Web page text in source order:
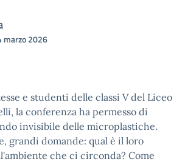
marzo 2026
e studenti delle classi V del Liceo
la conferenza ha permesso di
invisibile delle microplastiche.
grandi domande: qual è il loro
che ci circonda? Come